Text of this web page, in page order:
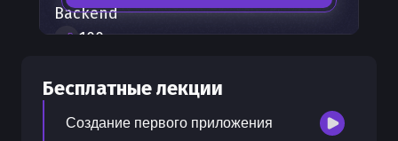
Backend
100+шагов развития
300 бонусных рублей
Бесплатные лекции
Создание первого приложения